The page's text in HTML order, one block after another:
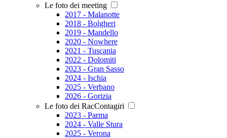
Le foto dei meeting
2017 - Malanotte
2018 - Bolgheri
2019 - Mandello
2020 - Nowhere
2021 - Tuscania
2022 - Dolomiti
2023 - Gran Sasso
2024 - Ischia
2025 - Verbano
2026 - Gorizia
Le foto dei RacContagiri
2023 - Parma
2024 - Valle Stura
2025 - Verona